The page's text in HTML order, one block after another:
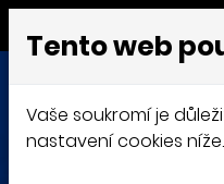
Tento web
Vaše soukromí je
nastavení cookies níže.